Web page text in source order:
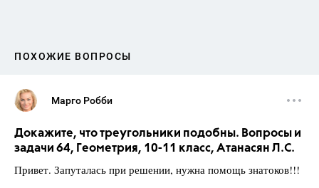
ПОХОЖИЕ ВОПРОСЫ
Марго Робби
Докажите, что треугольники подобны. Вопросы и
задачи 64, Геометрия, 10-11 класс, Атанасян Л.С.
Привет. Запуталась при решении, нужна помощь знатоков!!!